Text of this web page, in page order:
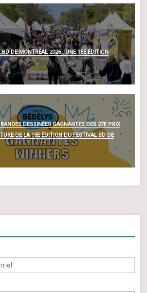
DE MONTRÉAL 2026 : UNE 15E ÉDITION
DESSINÉES GAGNANTES DES 27E PRIX
DE LA 15E ÉDITION DU FESTIVAL BD DE